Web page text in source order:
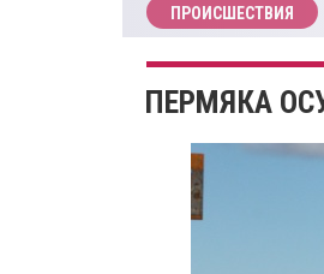
ПРОИСШЕСТВИЯ
ПЕРМЯКА